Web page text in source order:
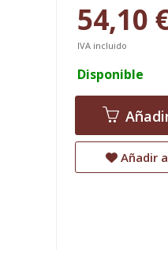
54,10
IVA incluido
Disponible
Añadir